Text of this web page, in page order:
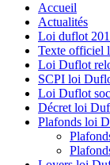
Accueil
Actualités
Loi duflot
Texte officiel
Loi Duflot
SCPI loi
Loi Duflot
Décret loi
Plafonds loi